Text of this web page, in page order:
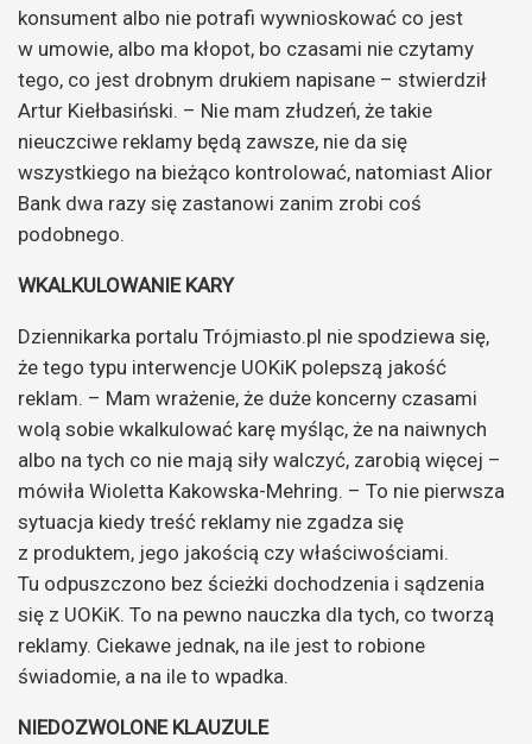
konsument albo nie potrafi wywnioskować co jest
w umowie, albo ma kłopot, bo czasami nie czytamy
tego, co jest drobnym drukiem napisane – stwierdził
Artur Kiełbasiński. – Nie mam złudzeń, że takie
nieuczciwe reklamy będą zawsze, nie da się
wszystkiego na bieżąco kontrolować, natomiast Alior
Bank dwa razy się zastanowi zanim zrobi coś
podobnego.
WKALKULOWANIE KARY
Dziennikarka portalu Trójmiasto.pl nie spodziewa się,
że tego typu interwencje UOKiK polepszą jakość
reklam. – Mam wrażenie, że duże koncerny czasami
wolą sobie wkalkulować karę myśląc, że na naiwnych
albo na tych co nie mają siły walczyć, zarobią więcej –
mówiła Wioletta Kakowska-Mehring. – To nie pierwsza
sytuacja kiedy treść reklamy nie zgadza się
z produktem, jego jakością czy właściwościami.
Tu odpuszczono bez ścieżki dochodzenia i sądzenia
się z UOKiK. To na pewno nauczka dla tych, co tworzą
reklamy. Ciekawe jednak, na ile jest to robione
świadomie, a na ile to wpadka.
NIEDOZWOLONE KLAUZULE